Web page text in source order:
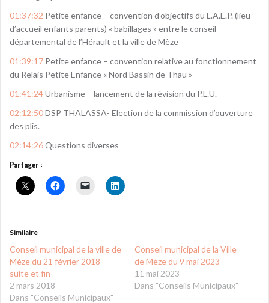
01:37:32 Petite enfance – convention d’objectifs du L.A.E.P. (lieu
d’accueil enfants parents) « babillages » entre le conseil
départemental de l’Hérault et la ville de Mèze
01:39:17 Petite enfance – convention relative au fonctionnement
du Relais Petite Enfance « Nord Bassin de Thau »
01:41:24Urbanisme – lancement de la révision du P.L.U.
02:12:50DSP THALASSA- Election de la commission d’ouverture
des plis.
02:14:26Questions diverses
Partager :
Similaire
Conseil municipal de la ville de
Mèze du 21 février 2018-
suite et fin
2 mars 2018
Dans "Conseils Municipaux"
Conseil municipal de la Ville
de Mèze du 9 mai 2023
11 mai 2023
Dans "Conseils Municipaux"